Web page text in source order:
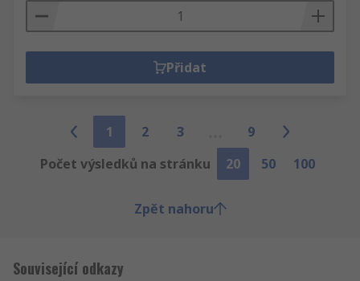
Přidat
1 2 3
9
Počet výsledků na stránku
20 50 100
Zpět nahoru
Související odkazy